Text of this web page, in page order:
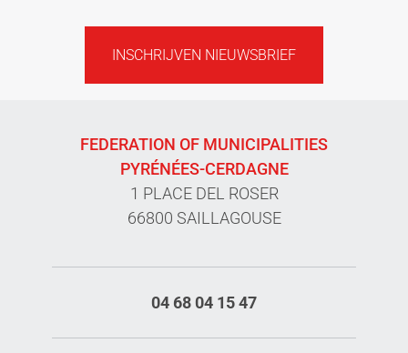
INSCHRIJVEN NIEUWSBRIEF
FEDERATION OF MUNICIPALITIES
PYRÉNÉES-CERDAGNE
1 PLACE DEL ROSER
66800 SAILLAGOUSE
04 68 04 15 47